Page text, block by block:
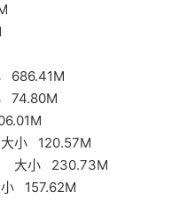
686.41M
74.80M
小 120.57M
大小 230.73M
157.62M